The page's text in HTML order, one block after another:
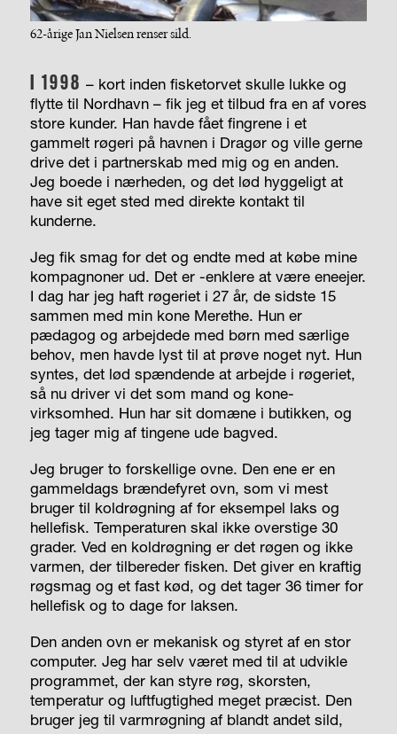
62-årige Jan Nielsen renser sild.
I 1998 – kort inden fisketorvet skulle lukke og
flytte til Nordhavn – fik jeg et tilbud fra en af vores
store kunder. Han havde fået fingrene i et
gammelt røgeri på havnen i Dragør og ville gerne
drive det i partnerskab med mig og en anden.
Jeg boede i nærheden, og det lød hyggeligt at
have sit eget sted med direkte kontakt til
kunderne.
Jeg fik smag for det og endte med at købe mine
kompagnoner ud. Det er -enklere at være eneejer.
I dag har jeg haft røgeriet i 27 år, de sidste 15
sammen med min kone Merethe. Hun er
pædagog og arbejdede med børn med særlige
behov, men havde lyst til at prøve noget nyt. Hun
syntes, det lød spændende at arbejde i røgeriet,
så nu driver vi det som mand og kone-
virksomhed. Hun har sit domæne i butikken, og
jeg tager mig af tingene ude bagved.
Jeg bruger to forskellige ovne. Den ene er en
gammeldags brændefyret ovn, som vi mest
bruger til koldrøgning af for eksempel laks og
hellefisk. Temperaturen skal ikke overstige 30
grader. Ved en koldrøgning er det røgen og ikke
varmen, der tilbereder fisken. Det giver en kraftig
røgsmag og et fast kød, og det tager 36 timer for
hellefisk og to dage for laksen.
Den anden ovn er mekanisk og styret af en stor
computer. Jeg har selv været med til at udvikle
programmet, der kan styre røg, skorsten,
temperatur og luftfugtighed meget præcist. Den
bruger jeg til varmrøgning af blandt andet sild,